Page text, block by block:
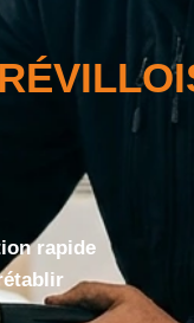
rapide